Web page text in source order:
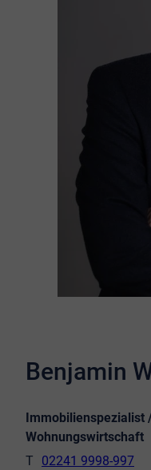
Benjamin
Immobilienspezialist
Wohnungswirtschaft
02241 9998-997